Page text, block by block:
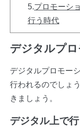
5.プロモーシ
行う時代
デジタルプ
デジタルプロモー
行われるのでしょ
きましょう。
デジタル上で